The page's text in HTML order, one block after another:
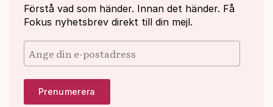
Förstå vad som händer. Innan det händer. Få
Fokus nyhetsbrev direkt till din mejl.